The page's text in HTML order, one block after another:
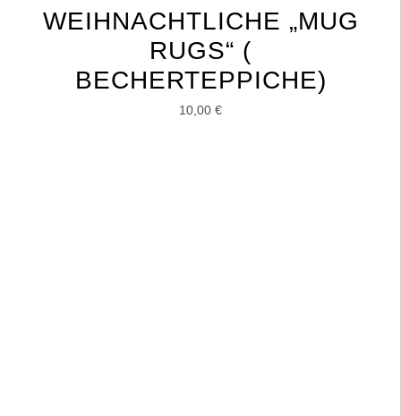
WEIHNACHTLICHE „MUG
RUGS“ (
BECHERTEPPICHE)
10,00 €